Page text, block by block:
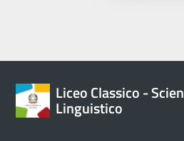
Liceo Classico -
Linguistico